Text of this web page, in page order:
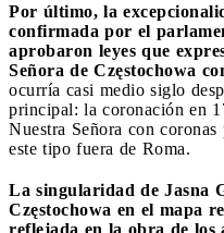
Por último, la
confirmada por el
aprobaron leyes que
Señora de Częstochowa
ocurría casi medio siglo
principal: la coronación en
Nuestra Señora con
este tipo fuera de Roma.
La singularidad de Jasna
Częstochowa en el mapa
reflejada en la obra de los